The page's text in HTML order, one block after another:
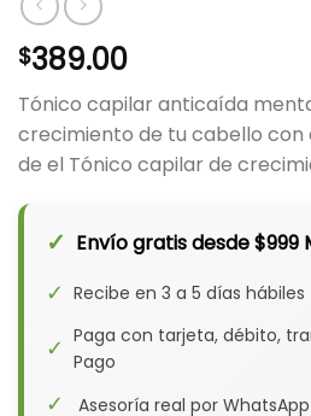
$389.00
Tónico capilar anticaída
crecimiento de tu cabello
de el Tónico capilar de
✓ Envío gratis desde $999
✓ Recibe en 3 a 5 días hábiles
✓ Paga con tarjeta, débito,
Pago
✓ Asesoría real por